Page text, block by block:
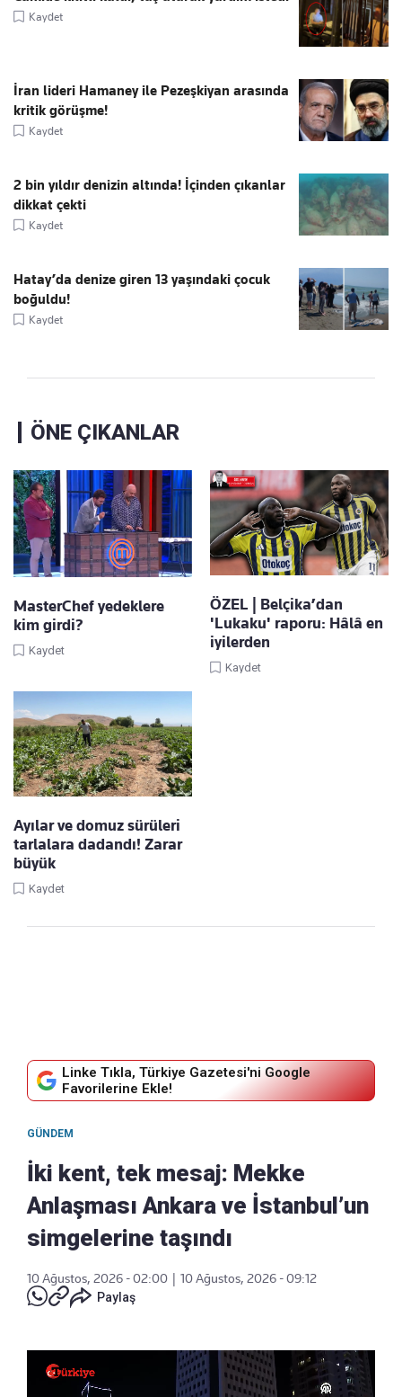
Kaydet
İran lideri Hamaney ile Pezeşkiyan arasında
kritik görüşme!
Kaydet
2 bin yıldır denizin altında! İçinden çıkanlar
dikkat çekti
Kaydet
Hatay’da denize giren 13 yaşındaki çocuk
boğuldu!
Kaydet
ÖNE ÇIKANLAR
MasterChef yedeklere
kim girdi?
Kaydet
ÖZEL | Belçika’dan
'Lukaku' raporu: Hâlâ en
iyilerden
Kaydet
Ayılar ve domuz sürüleri
tarlalara dadandı! Zarar
büyük
Kaydet
Linke Tıkla, Türkiye Gazetesi'ni Google
Favorilerine Ekle!
GÜNDEM
İki kent, tek mesaj: Mekke
Anlaşması Ankara ve İstanbul’un
simgelerine taşındı
10 Ağustos, 2026 - 02:00
10 Ağustos, 2026 - 09:12
Paylaş